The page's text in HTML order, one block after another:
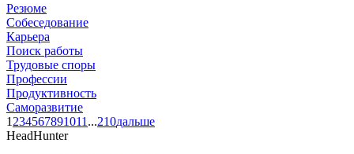
Резюме
Собеседование
Карьера
Поиск работы
Трудовые споры
Профессии
Продуктивность
Саморазвитие
1 234567891011 ...210дальше
HeadHunter